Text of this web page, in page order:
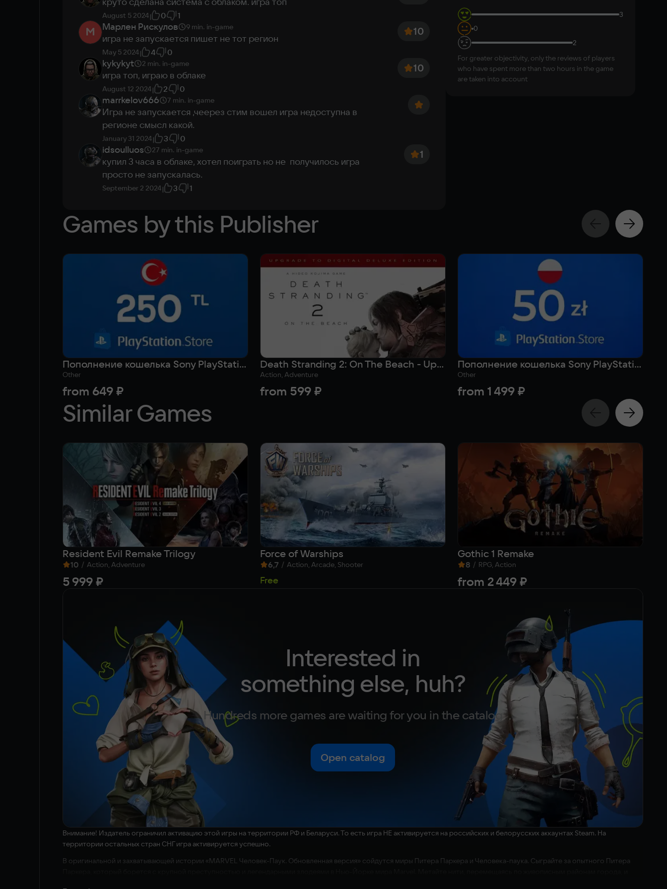
Other
DirectX(R): 12, Звуковая карта: совместимая c DirectX DirectX(R): 12, Звуковая карта: совместимая c DirectX
To run in the cloud
Hi-speed internet
Purchased game
No need to download
Ultra settings
Play in the cloud
August 5 2024 0 1
Марлен Рискулов 9 min. in-game 10
игра не запускается пишет не тот регион
May 5 2024 4 0
kykykyt 2 min. in-game 10
игра топ, играю в облаке
August 12 2024 2 0
marrkelov666 7 min. in-game
Игра не запускается ,чеерез стим вошел игра недоступна в
регионе смысл какой.
January 31 2024 3 0
idsoulluos 27 min. in-game 1
купил 3 часа в облаке, хотел поиграть но не  получилось игра
просто не запускалась.
September 2 2024 3 1
3
0
2
For greater objectivity, only the reviews of players
who have spent more than two hours in the game
are taken into account
Games by this Publisher
Пополнение кошелька Sony PlayStation на 250 лир (Турция)
Other
from 649 ₽
Death Stranding 2: On The Beach - Upgrade to Digital Deluxe Edition (Версия для СНГ [ Кроме РФ и РБ ])
Action, Adventure
from 599 ₽
Пополнение кошелька Sony PlayStation на 50 zl (Польша)
Other
from 1 499 ₽
Similar Games
Resident Evil Remake Trilogy
10 / Action, Adventure
5 999 ₽
Force of Warships
6,7 / Action, Arcade, Shooter
Free
Gothic 1 Remake
8 / RPG, Action
from 2 449 ₽
Interested in
something else, huh?
Hundreds more games are waiting for you in the catalog
Open catalog
Внимание! Издатель ограничил активацию этой игры на территории РФ и Беларуси. То есть игра НЕ активируется на российских и белорусских аккаунтах Steam. На
территории остальных стран СНГ игра активируется успешно.
В оригинальной и захватывающей истории «MARVEL Человек-Паук. Обновленная версия» сойдутся миры Питера Паркера и Человека-паука. Сыграйте за опытного Питера